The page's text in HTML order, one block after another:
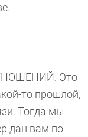
Это
то прошлой,
Тогда мы
дан вам по